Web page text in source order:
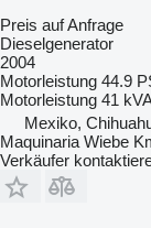
Preis auf Anfrage
Dieselgenerator
2004
Motorleistung 44.9
Motorleistung 41
Mexiko,
Maquinaria Wiebe
Verkäufer